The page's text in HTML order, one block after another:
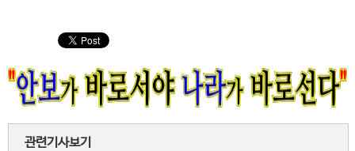
관련기사보기